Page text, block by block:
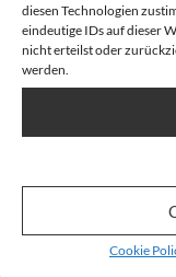
diesen Technologien
eindeutige IDs auf dieser
nicht erteilst oder
werden.
Cookie
Vielseitig
Landwirtschaft
Jetzt auf
Bags
bestellen